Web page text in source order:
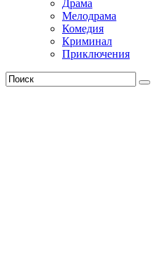
Драма
Мелодрама
Комедия
Криминал
Приключения